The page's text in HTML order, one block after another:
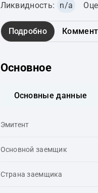
Ликвидность: n/a
Подробно
Основное
Основные данные
Эмитент
Основной заемщик
Страна заемщика